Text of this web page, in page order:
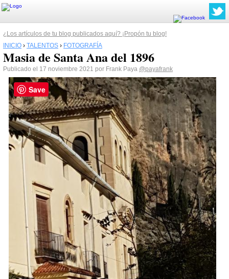
¿Los artículos de tu blog publicados aquí? ¡Propón tu blog!
INICIO › TALENTOS › FOTOGRAFÍA
Masia de Santa Ana del 1896
Publicado el 17 noviembre 2021 por Frank Paya @payafrank
Save